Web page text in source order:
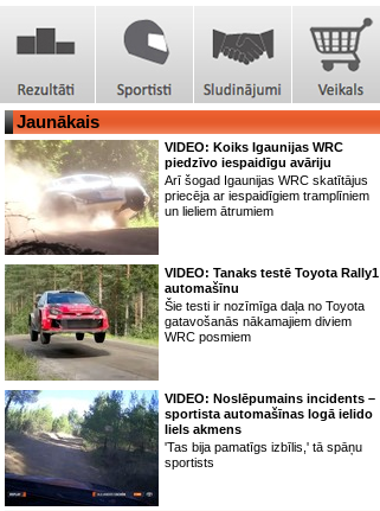
Jaunākais
VIDEO: Koiks Igaunijas WRC
piedzīvo iespaidīgu avāriju
Arī šogad Igaunijas WRC skatītājus
priecēja ar iespaidīgiem tramplīniem
un lieliem ātrumiem
VIDEO: Tanaks testē Toyota Rally1
automašīnu
Šie testi ir nozīmīga daļa no Toyota
gatavošanās nākamajiem diviem
WRC posmiem
VIDEO: Noslēpumains incidents –
sportista automašīnas logā ielido
liels akmens
'Tas bija pamatīgs izbīlis,' tā spāņu
sportists